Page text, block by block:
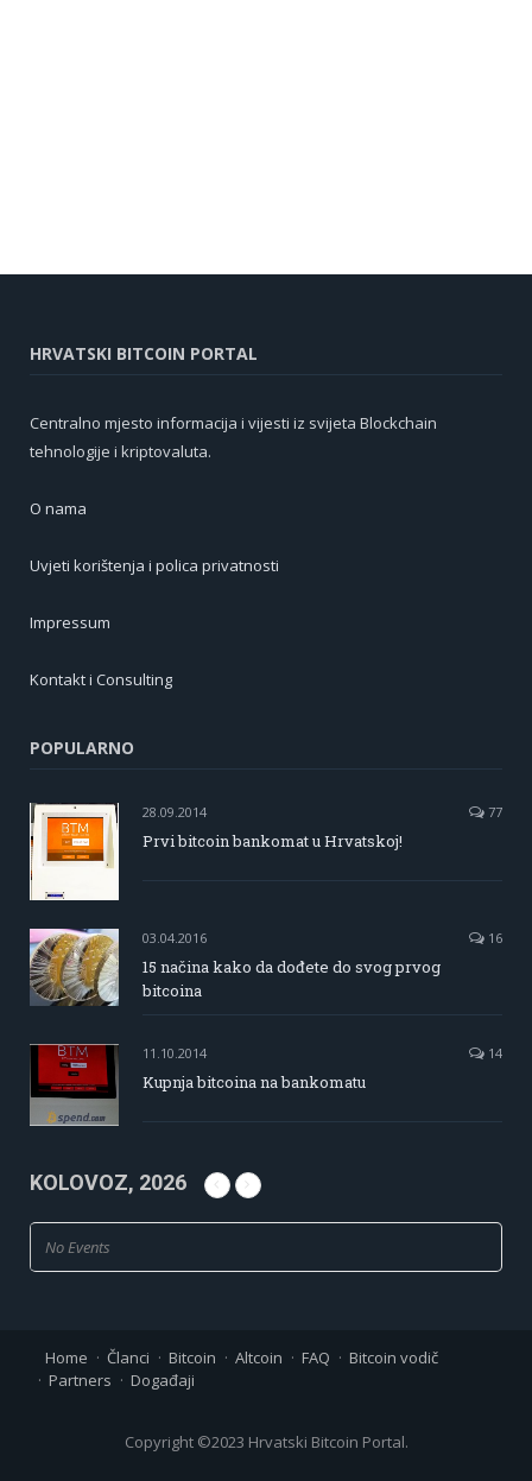
HRVATSKI BITCOIN PORTAL
Centralno mjesto informacija i vijesti iz svijeta Blockchain
tehnologije i kriptovaluta.
O nama
Uvjeti korištenja i polica privatnosti
Impressum
Kontakt i Consulting
POPULARNO
28.09.2014 77
Prvi bitcoin bankomat u Hrvatskoj!
03.04.2016 16
15 načina kako da dođete do svog prvog
bitcoina
11.10.2014 14
Kupnja bitcoina na bankomatu
KOLOVOZ, 2026
No Events
Home Članci Bitcoin Altcoin FAQ
Bitcoin vodič
Partners
Događaji
Copyright ©2023 Hrvatski Bitcoin Portal.